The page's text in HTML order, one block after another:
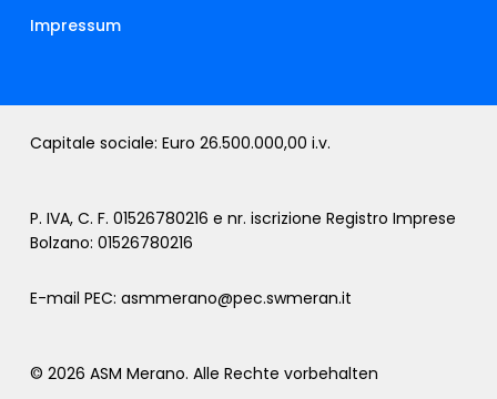
Impressum
Capitale sociale: Euro 26.500.000,00 i.v.
P. IVA, C. F. 01526780216 e nr. iscrizione Registro Imprese
Bolzano: 01526780216
E-mail PEC: asmmerano@pec.swmeran.it
© 2026 ASM Merano. Alle Rechte vorbehalten